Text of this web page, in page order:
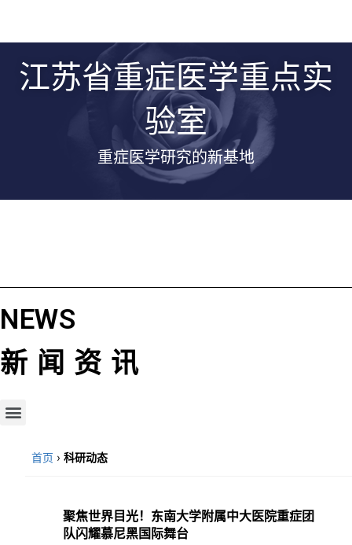
江苏省重症医学重点实
验室
重症医学研究的新基地
NEWS
新闻资讯
首页 › 科研动态
聚焦世界目光！东南大学附属中大医院重症团
队闪耀慕尼黑国际舞台